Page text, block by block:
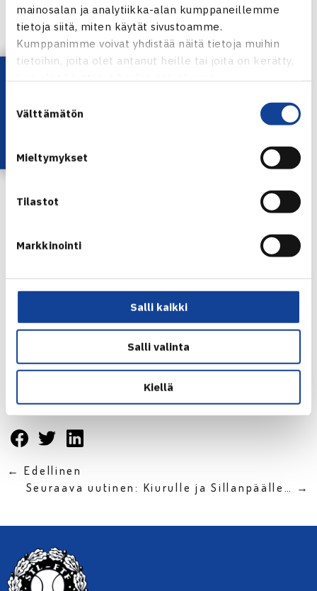
mainosalan ja analytiikka-alan kumppaneillemme
tietoja siitä, miten käytät sivustoamme.
Kumppanimme voivat yhdistää näitä tietoja muihin
tietoihin, joita olet antanut heille tai joita on kerätty,
valinta
Välttämätön
Mieltymykset
Tilastot
Markkinointi
Salli kaikki
Salli valinta
Kiellä
Lappeenrannan Tennisseura, 24 000?
Lohja-Tennis, 7 000?
Rovaniemen Verkkopalloseura, 9 000?
Tennis Club Pyynikki, Tampere 2 500?
Jaa:
← Edellinen
Seuraava uutinen: Kiurulle ja Sillanpäälle… →
Lataa OmaTennis!